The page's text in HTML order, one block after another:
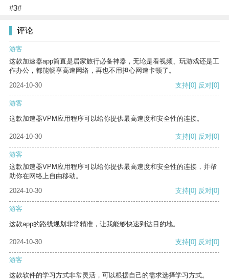
#3#
评论
游客
这款加速器app简直是居家旅行必备神器，无论是看视频、玩游戏还是工
作办公，都能畅享高速网络，再也不用担心网速卡顿了。
2024-10-30
支持[0] 反对[0]
游客
这款加速器VPM应用程序可以给你提供最高速度和安全性的连接。
2024-10-30 支持[0] 反对[0]
游客
这款加速器VPM应用程序可以给你提供最高速度和安全性的连接，并帮
助你在网络上自由移动。
2024-10-30
支持[0] 反对[0]
游客
这款app的路线规划非常精准，让我能够快速到达目的地。
2024-10-30 支持[0] 反对[0]
游客
这款软件的学习方式非常灵活，可以根据自己的需求选择学习方式。